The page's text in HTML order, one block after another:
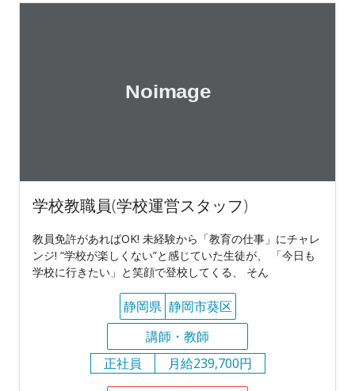
学校教職員(学校運営スタッフ)
教員免許があればOK! 未経験から「教育の仕事」にチャレ
ンジ! “学校が楽しくない”と感じていた生徒が、 「今日も
学校に行きたい」と笑顔で登校してくる、 そん
静岡県 静岡市葵区
講師・教師
正社員
月給239,700円